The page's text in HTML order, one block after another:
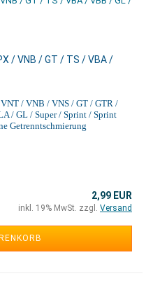
/ VNB / GT / TS / VBA /
/ VNB / VNS / GT / GTR /
/ GL / Super / Sprint / Sprint
Getrenntschmierung
2,99 EUR
inkl. 19% MwSt. zzgl. Versand